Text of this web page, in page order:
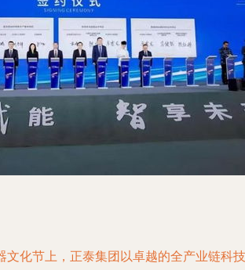
文化节上，正泰集团以卓越的全产业链科技